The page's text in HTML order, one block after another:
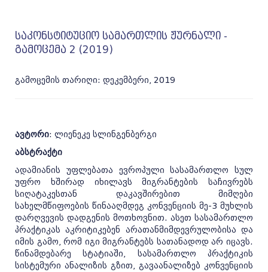
საკონსტიტუციო სამართლის ჟურნალი -
გამოცემა 2 (2019)
გამოცემის თარიღი: დეკემბერი, 2019
ავტორი: ლიენეკე სლინგენბერგი
აბსტრაქტი
ადამიანის უფლებათა ევროპული სასამართლო სულ
უფრო ხშირად იხილავს მიგრანტების საჩივრებს
სიღატაკესთან დაკავშირებით მიმღები
სახელმწიფოების წინააღმდეგ კონვენციის მე-3 მუხლის
დარღვევის დადგენის მოთხოვნით. ასეთ სასამართლო
პრაქტიკას აკრიტი­კებენ არათანმიმდევრულობისა და
იმის გამო, რომ იგი მიგრანტებს სათანადოდ არ იცავს.
წინამდებარე სტატიაში, სასამართლო პრაქტიკის
სისტემური ანალიზის გზით, გავაანალიზებ კონვენციის